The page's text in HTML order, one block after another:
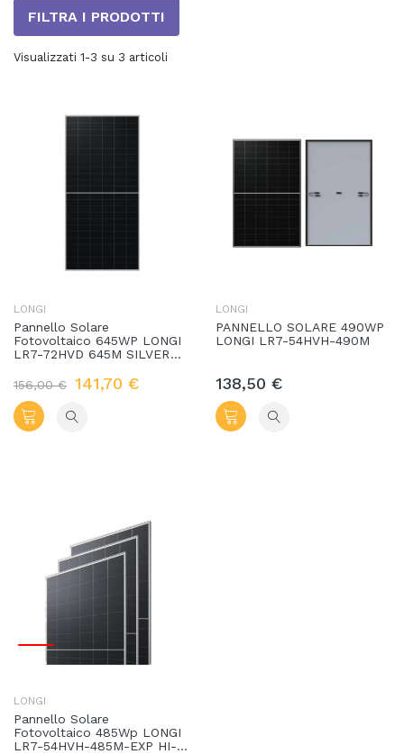
FILTRA I PRODOTTI
Visualizzati 1-3 su 3 articoli
LONGI
Pannello Solare
Fotovoltaico 645WP LONGI
LR7-72HVD 645M SILVER
156,00 € 141,70 €
LONGI
PANNELLO SOLARE 490WP
LONGI LR7-54HVH-490M
138,50 €
LONGI
Pannello Solare
Fotovoltaico 485Wp LONGI
LR7-54HVH-485M-EXP HI-